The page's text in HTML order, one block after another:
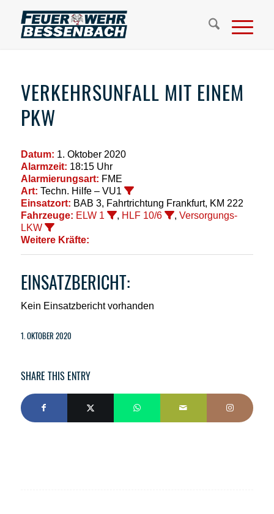
VERKEHRSUNFALL MIT EINEM
PKW
Datum: 1. Oktober 2020
Alarmzeit: 18:15 Uhr
Alarmierungsart: FME
Art: Techn. Hilfe – VU1
Einsatzort: BAB 3, Fahrtrichtung Frankfurt, KM 222
Fahrzeuge: ELW 1 , HLF 10/6 , Versorgungs-
LKW
Weitere Kräfte:
EINSATZBERICHT:
Kein Einsatzbericht vorhanden
1. OKTOBER 2020
SHARE THIS ENTRY